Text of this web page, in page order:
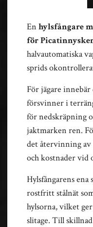
En hylsfångare
för
halvautomatiska
sprids
För jägare
försvinner i
för nedskräpning
jaktmarken ren.
det återvinning av
och kostnader vid
Hylsfångarens
rostfritt stålnät
hylsorna, vilket
slitage. Till